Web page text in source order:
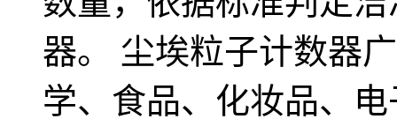
器。 尘埃粒子计数器
学、食品、化妆品、